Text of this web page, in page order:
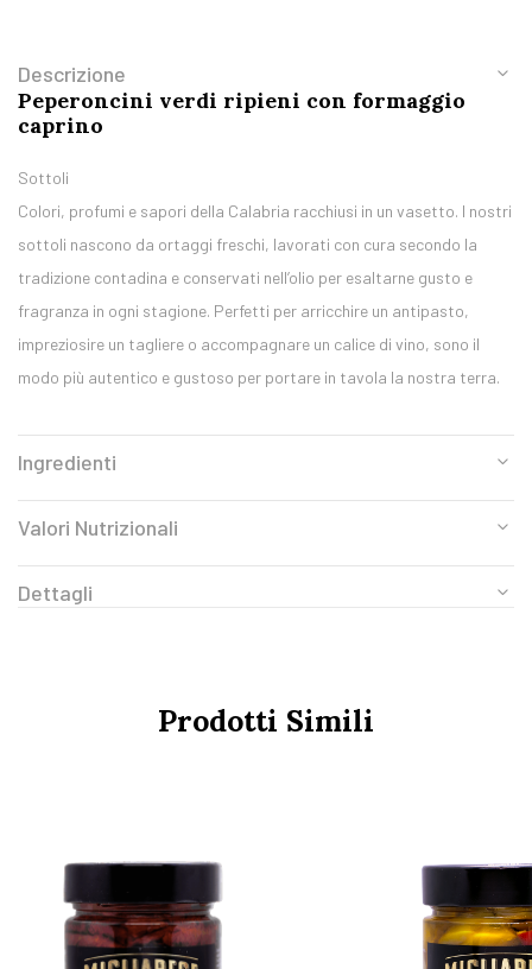
Descrizione
Peperoncini verdi ripieni con formaggio
caprino
Sottoli
Colori, profumi e sapori della Calabria racchiusi in un vasetto. I nostri
sottoli nascono da ortaggi freschi, lavorati con cura secondo la
tradizione contadina e conservati nell’olio per esaltarne gusto e
fragranza in ogni stagione. Perfetti per arricchire un antipasto,
impreziosire un tagliere o accompagnare un calice di vino, sono il
modo più autentico e gustoso per portare in tavola la nostra terra.
Ingredienti
Valori Nutrizionali
Dettagli
Prodotti Simili